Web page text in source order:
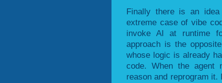
Finally there is an
extreme case of vibe
invoke AI at runtime
approach is the
whose logic is already
code. When the agent
reason and reprogram